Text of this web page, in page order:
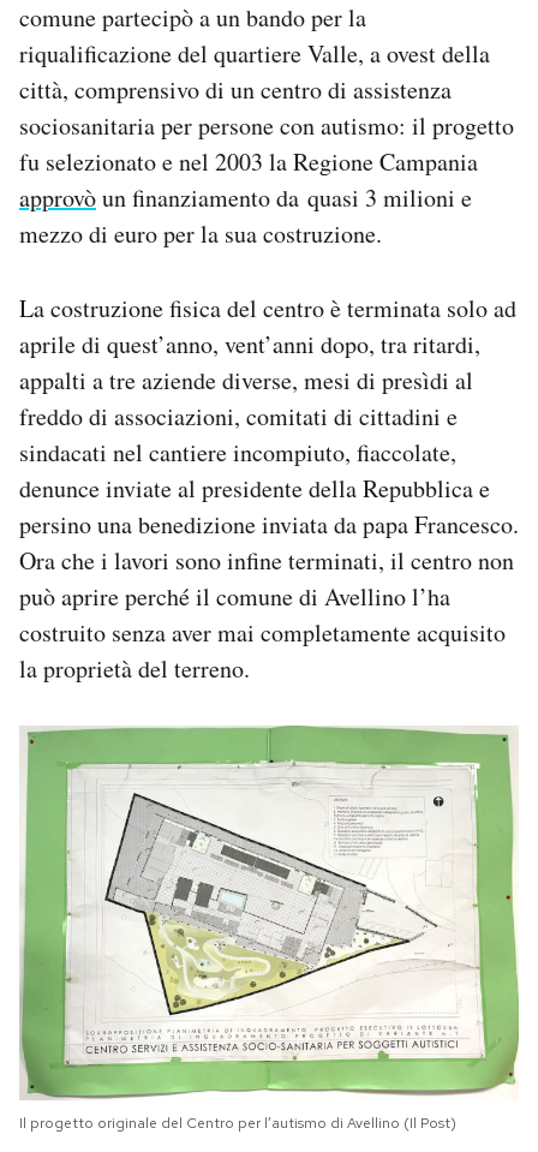
comune partecipò a un bando per la
riqualificazione del quartiere Valle, a ovest della
città, comprensivo di un centro di assistenza
sociosanitaria per persone con autismo: il progetto
fu selezionato e nel 2003 la Regione Campania
approvòun finanziamento da quasi 3 milioni e
mezzo di euro per la sua costruzione.
La costruzione fisica del centro è terminata solo ad
aprile di quest’anno, vent’anni dopo, tra ritardi,
appalti a tre aziende diverse, mesi di presìdi al
freddo di associazioni, comitati di cittadini e
sindacati nel cantiere incompiuto, fiaccolate,
denunce inviate al presidente della Repubblica e
persino una benedizione inviata da papa Francesco.
Ora che i lavori sono infine terminati, il centro non
può aprire perché il comune di Avellino l’ha
costruito senza aver mai completamente acquisito
la proprietà del terreno.
Il progetto originale del Centro per l’autismo di Avellino (Il Post)